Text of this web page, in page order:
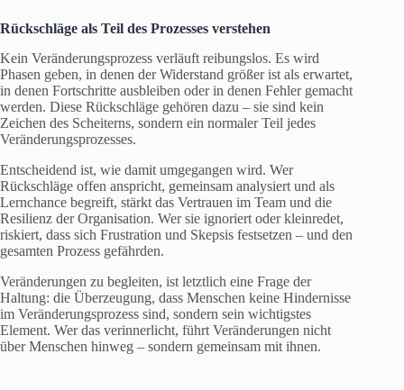
Rückschläge als Teil des Prozesses verstehen
Kein Veränderungsprozess verläuft reibungslos. Es wird
Phasen geben, in denen der Widerstand größer ist als erwartet,
in denen Fortschritte ausbleiben oder in denen Fehler gemacht
werden. Diese Rückschläge gehören dazu – sie sind kein
Zeichen des Scheiterns, sondern ein normaler Teil jedes
Veränderungsprozesses.
Entscheidend ist, wie damit umgegangen wird. Wer
Rückschläge offen anspricht, gemeinsam analysiert und als
Lernchance begreift, stärkt das Vertrauen im Team und die
Resilienz der Organisation. Wer sie ignoriert oder kleinredet,
riskiert, dass sich Frustration und Skepsis festsetzen – und den
gesamten Prozess gefährden.
Veränderungen zu begleiten, ist letztlich eine Frage der
Haltung: die Überzeugung, dass Menschen keine Hindernisse
im Veränderungsprozess sind, sondern sein wichtigstes
Element. Wer das verinnerlicht, führt Veränderungen nicht
über Menschen hinweg – sondern gemeinsam mit ihnen.